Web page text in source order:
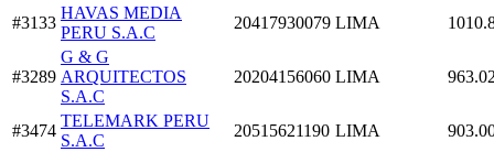
#3133
HAVAS MEDIA
PERU S.A.C
20417930079 LIMA
#3289
G & G
ARQUITECTOS
S.A.C
20204156060 LIMA
#3474
TELEMARK PERU
S.A.C
20515621190 LIMA